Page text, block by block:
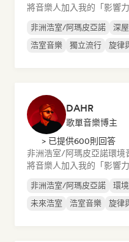
將音樂人加入我的「影響
非洲浩室/阿瑪皮亞諾 深屋
浩室音樂
獨立流行 旋律
DAHR
歌單音樂博主
> 已提供600則回答
非洲浩室/阿瑪皮亞諾環境
將音樂人加入我的「影響
非洲浩室/阿瑪皮亞諾 環
未來浩室
浩室音樂 旋律